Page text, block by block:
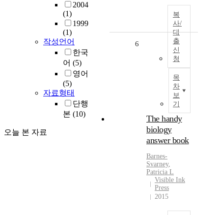
2004
(1)
1999
(1)
작성언어
한국
어 (5)
영어
(5)
자료형태
단행
본 (10)
오늘 본 자료
복
사/
대
출
신
청
목
차
보
기
6
The handy
biology
answer book
Barnes-
Svarney,
Patricia L
Visible Ink
Press
2015